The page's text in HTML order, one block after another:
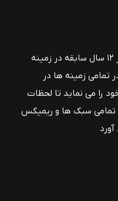
سایت و گروه میفا موزیک با بیش از ۱۲ سال سابقه در زمینه
تمامی زمینه ها در
را می نماید تا لحظات
تمامی سبک ها و ریمیکس